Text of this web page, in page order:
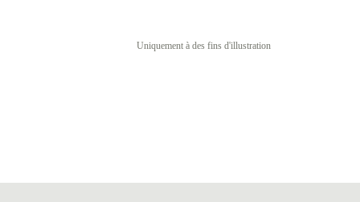
Uniquement à des fins d'illustration